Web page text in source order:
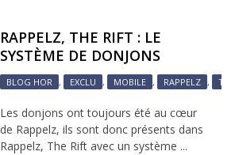
RAPPELZ, THE RIFT : LE
SYSTÈME DE DONJONS
BLOG HOR , EXCLU , MOBILE , RAPPELZ , THE
Les donjons ont toujours été au cœur
de Rappelz, ils sont donc présents dans
Rappelz, The Rift avec un système ...